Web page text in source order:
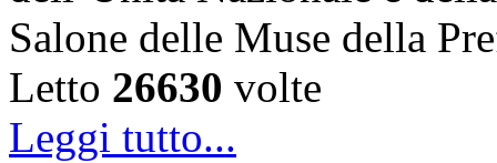
Salone delle Muse della
Letto 26630 volte
Leggi tutto...